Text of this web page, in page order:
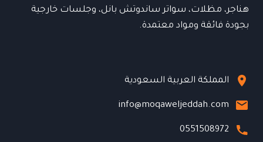
هناجر، مظلات، سواتر ساندوتش بانل، وجلسات خارجية
بجودة فائقة ومواد معتمدة.
المملكة العربية السعودية
info@moqaweljeddah.com
0551508972